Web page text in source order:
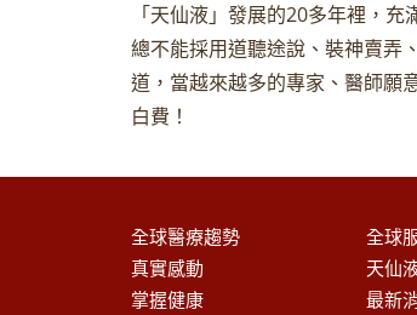
「天仙液」發展的20多年裡，
總不能採用道聽途說、裝神賣弄
道，當越來越多的專家、醫師願
白費！
全球醫療趨勢
真實感動
掌握健康
全球
天仙
最新